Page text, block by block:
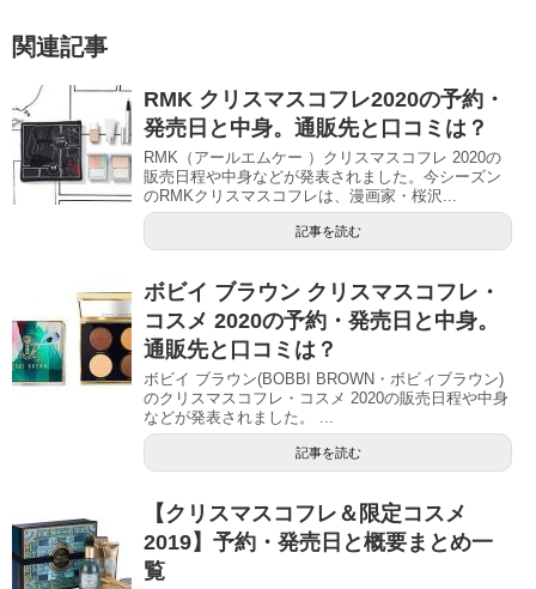
関連記事
RMK クリスマスコフレ2020の予約・
発売日と中身。通販先と口コミは？
RMK（アールエムケー ）クリスマスコフレ 2020の
販売日程や中身などが発表されました。今シーズン
のRMKクリスマスコフレは、漫画家・桜沢...
記事を読む
ボビイ ブラウン クリスマスコフレ・
コスメ 2020の予約・発売日と中身。
通販先と口コミは？
ボビイ ブラウン(BOBBI BROWN・ボビィブラウン)
のクリスマスコフレ・コスメ 2020の販売日程や中身
などが発表されました。 ...
記事を読む
【クリスマスコフレ＆限定コスメ
2019】予約・発売日と概要まとめ一
覧